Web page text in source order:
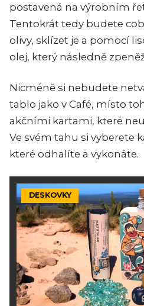
postavená na výrobním
Tentokrát tedy budete
olivy, sklízet je a pomocí
olej, který následně
Nicméně si nebudete
tablo jako v Café, místo
akčními kartami, které
Ve svém tahu si vyberete
které odhalíte a vykonáte.
DESKOVKY